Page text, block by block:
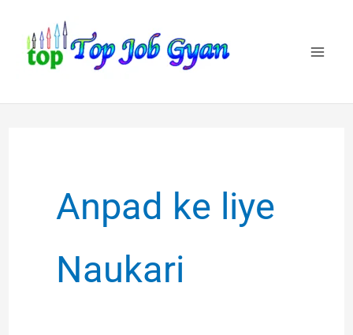
content
Anpad ke liye
Naukari